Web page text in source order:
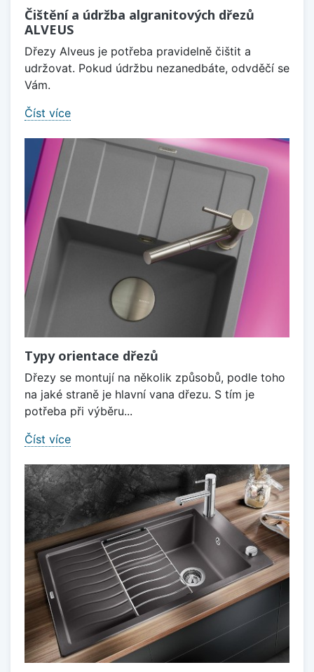
Čištění a údržba algranitových dřezů
ALVEUS
Dřezy Alveus je potřeba pravidelně čištit a
udržovat. Pokud údržbu nezanedbáte, odvděčí se
Vám.
Číst více
Typy orientace dřezů
Dřezy se montují na několik způsobů, podle toho
na jaké straně je hlavní vana dřezu. S tím je
potřeba při výběru...
Číst více